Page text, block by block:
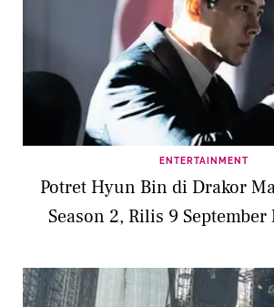
ENTERTAINMENT
Potret Hyun Bin di Drakor
Season 2, Rilis 9